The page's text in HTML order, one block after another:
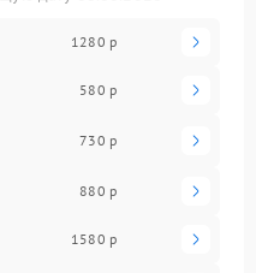
1280 р
580 р
730 р
880 р
1580 р